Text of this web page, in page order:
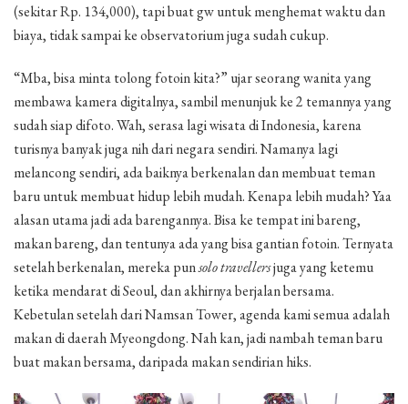
(sekitar Rp. 134,000), tapi buat gw untuk menghemat waktu dan
biaya, tidak sampai ke observatorium juga sudah cukup.
“Mba, bisa minta tolong fotoin kita?” ujar seorang wanita yang
membawa kamera digitalnya, sambil menunjuk ke 2 temannya yang
sudah siap difoto. Wah, serasa lagi wisata di Indonesia, karena
turisnya banyak juga nih dari negara sendiri. Namanya lagi
melancong sendiri, ada baiknya berkenalan dan membuat teman
baru untuk membuat hidup lebih mudah. Kenapa lebih mudah? Yaa
alasan utama jadi ada barengannya. Bisa ke tempat ini bareng,
makan bareng, dan tentunya ada yang bisa gantian fotoin. Ternyata
setelah berkenalan, mereka punsolo travellersjuga yang ketemu
ketika mendarat di Seoul, dan akhirnya berjalan bersama.
Kebetulan setelah dari Namsan Tower, agenda kami semua adalah
makan di daerah Myeongdong. Nah kan, jadi nambah teman baru
buat makan bersama, daripada makan sendirian hiks.